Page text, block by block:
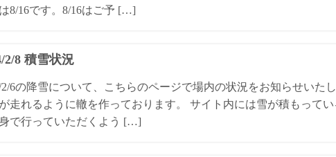
8/16です。8/16はご予 […]
2/8 積雪状況
2/6の降雪について、こちらのページで場内の状況をお知らせいた
走れるように轍を作っております。 サイト内には雪が積もって
で行っていただくよう […]